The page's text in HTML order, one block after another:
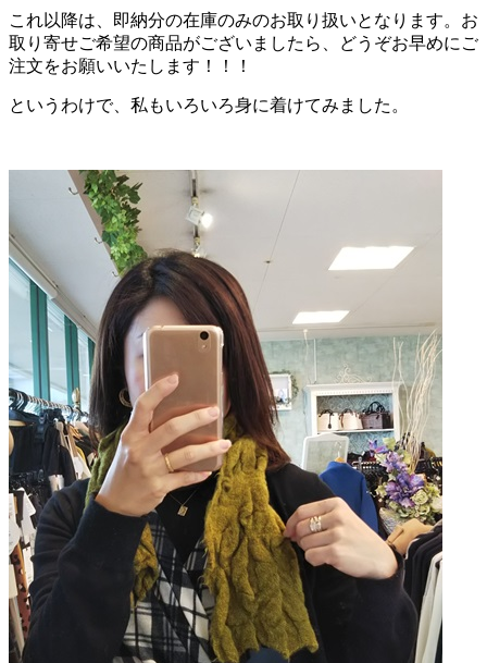
これ以降は、即納分の在庫のみのお取り扱いとなります。お
取り寄せご希望の商品がございましたら、どうぞお早めにご
注文をお願いいたします！！！
というわけで、私もいろいろ身に着けてみました。